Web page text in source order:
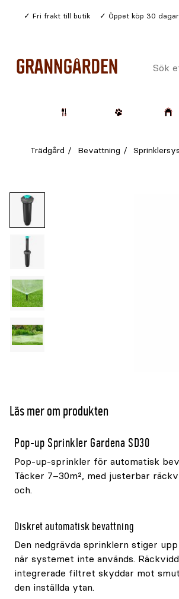
Fri frakt till butik Öppet köp 30 dagar
Sök
Trädgård Bevattning
Läs mer om produkten
Pop-up Sprinkler Gardena SD30
Pop-up-sprinkler för automatisk
Täcker 7–30m², med justerbar
och.
Diskret automatisk bevattning
Den nedgrävda sprinklern stiger
när systemet inte används.
integrerade filtret skyddar mot
den inställda ytan.